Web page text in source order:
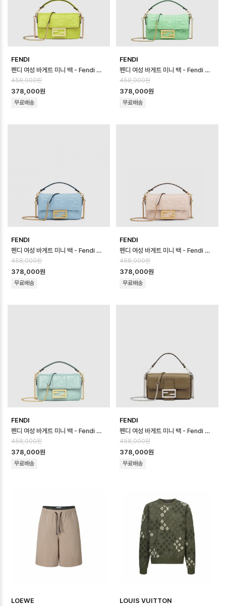
FENDI
펜디 여성 바게트 미니 백 - Fendi Womens Baguette Mini Bag - …
458,000원
378,000원
무료배송
FENDI
펜디 여성 바게트 미니 백 - Fendi Womens Baguette Mini Bag - …
458,000원
378,000원
무료배송
FENDI
펜디 여성 바게트 미니 백 - Fendi Womens Baguette Mini Bag - …
458,000원
378,000원
무료배송
FENDI
펜디 여성 바게트 미니 백 - Fendi Womens Baguette Mini Bag - …
458,000원
378,000원
무료배송
FENDI
펜디 여성 바게트 미니 백 - Fendi Womens Baguette Mini Bag - …
458,000원
378,000원
무료배송
FENDI
펜디 여성 바게트 미니 백 - Fendi Womens Baguette Mini Bag - …
458,000원
378,000원
무료배송
LOEWE
LOUIS VUITTON